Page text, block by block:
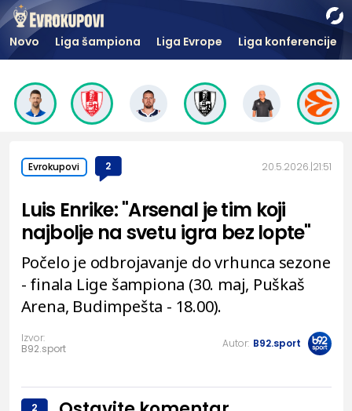
Novo Liga šampiona Liga Evrope Liga konferencije
Evrokupovi 2 20.5.2026. 21:51
Luis Enrike: "Arsenal je tim koji
najbolje na svetu igra bez lopte"
Počelo je odbrojavanje do vrhunca sezone
- finala Lige šampiona (30. maj, Puškaš
Arena, Budimpešta - 18.00).
Izvor:
B92.sport
Autor: B92.sport
2